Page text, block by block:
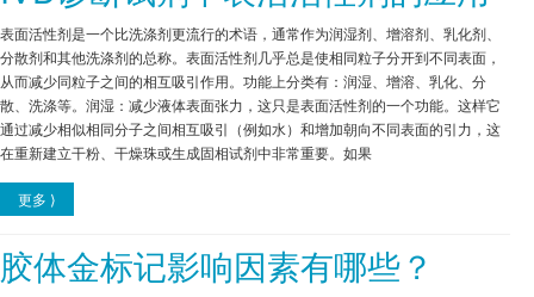
表面活性剂是一个比洗涤剂更流行的术语，通常作为润湿剂、增溶剂、乳化剂、
分散剂和其他洗涤剂的总称。表面活性剂几乎总是使相同粒子分开到不同表面，
从而减少同粒子之间的相互吸引作用。功能上分类有：润湿、增溶、乳化、分
散、洗涤等。润湿：减少液体表面张力，这只是表面活性剂的一个功能。这样它
通过减少相似相同分子之间相互吸引（例如水）和增加朝向不同表面的引力，这
在重新建立干粉、干燥珠或生成固相试剂中非常重要。如果
更多 ⟩
胶体金标记影响因素有哪些？